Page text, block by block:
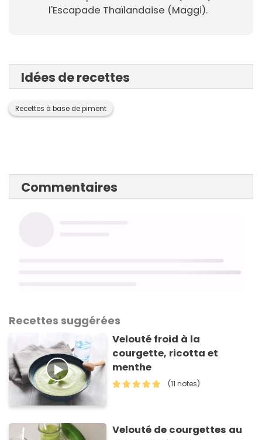
l'Escapade Thaïlandaise (Maggi).
Idées de recettes
Recettes à base de piment
Commentaires
Recettes suggérées
Velouté froid à la
courgette, ricotta et
menthe
(11 notes)
Velouté de courgettes au